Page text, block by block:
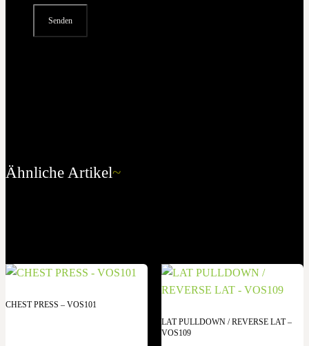
Ähnliche Artikel~
CHEST PRESS – VOS101
LAT PULLDOWN / REVERSE LAT –
VOS109